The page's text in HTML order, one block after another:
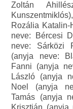
Zoltán
Rozália Katalin-
neve: Bércesi
neve: Sárközi
(anyja neve:
Fanni (anyja
László (anyja
Noel (anyja
Tamás (anyja